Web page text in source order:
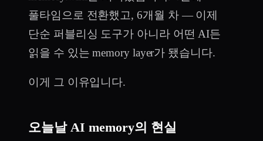
풀타임으로 전환했고, 6개월 차 — 이제
단순 퍼블리싱 도구가 아니라 어떤 AI든
읽을 수 있는 memory layer가 됐습니다.
이게 그 이유입니다.
오늘날 AI memory의 현실